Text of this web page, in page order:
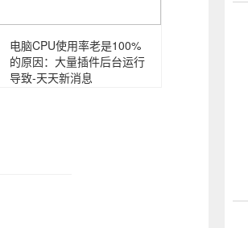
电脑CPU使用率老是100%
的原因：大量插件后台运行
导致-天天新消息